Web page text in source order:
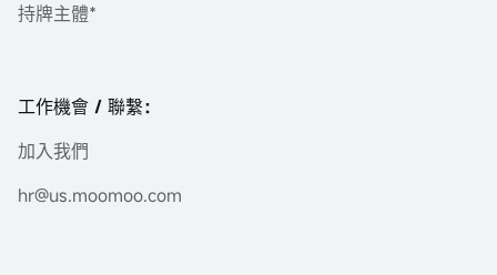
持牌主體*
工作機會 / 聯繫：
加入我們
hr@us.moomoo.com